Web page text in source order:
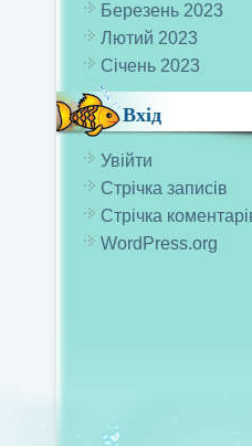
Березень 2023
Лютий 2023
Січень 2023
Вхід
Увійти
Стрічка записів
Стрічка
WordPress.org